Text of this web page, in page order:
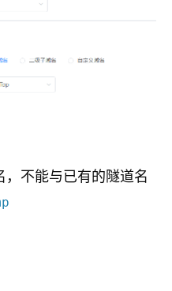
，不能与已有的隧道名